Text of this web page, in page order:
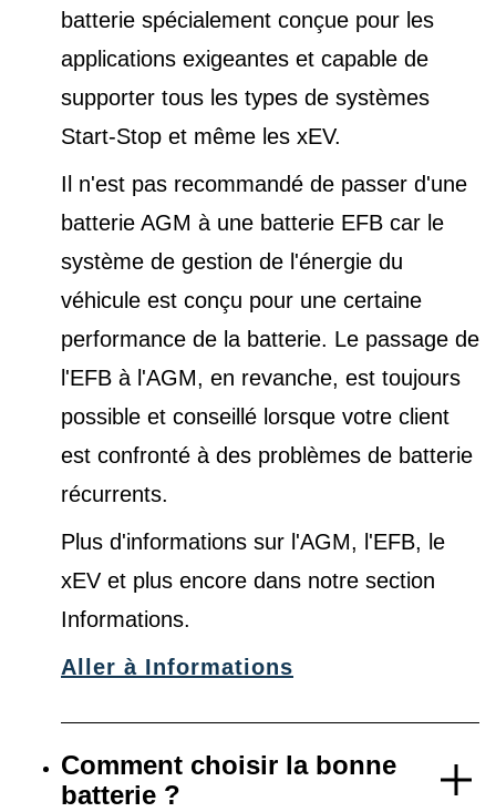
batterie spécialement conçue pour les
applications exigeantes et capable de
supporter tous les types de systèmes
Start-Stop et même les xEV.
Il n'est pas recommandé de passer d'une
batterie AGM à une batterie EFB car le
système de gestion de l'énergie du
véhicule est conçu pour une certaine
performance de la batterie. Le passage de
l'EFB à l'AGM, en revanche, est toujours
possible et conseillé lorsque votre client
est confronté à des problèmes de batterie
récurrents.
Plus d'informations sur l'AGM, l'EFB, le
xEV et plus encore dans notre section
Informations.
Aller à Informations
Comment choisir la bonne
batterie ?